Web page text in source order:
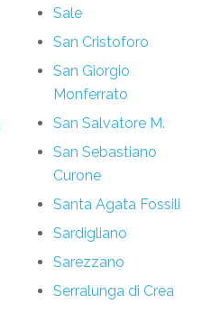
Sale
San Cristoforo
San Giorgio
Monferrato
San Salvatore M.
San Sebastiano
Curone
Santa Agata Fossili
Sardigliano
Sarezzano
Serralunga di Crea